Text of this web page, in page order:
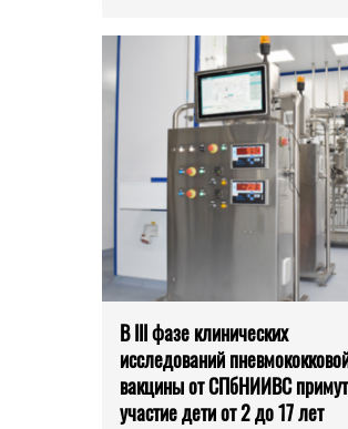
В III фазе клинических
исследований
вакцины от СПбНИИВС примут
участие дети от 2 до 17 лет